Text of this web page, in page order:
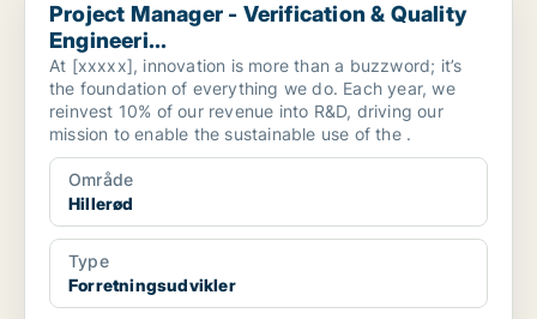
Project Manager - Verification & Quality
Engineeri...
At [xxxxx], innovation is more than a buzzword; it’s
the foundation of everything we do. Each year, we
reinvest 10% of our revenue into R&D, driving our
mission to enable the sustainable use of the .
Område
Hillerød
Type
Forretningsudvikler